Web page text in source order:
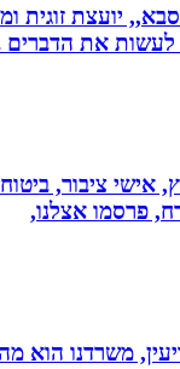
יועצת זוגית
לעשות את
אישי ציבור,
פרסמו אצלנו,
משרדנו הוא